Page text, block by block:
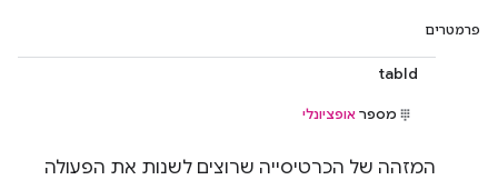
פרמטרים
tabId
מספר אופציונלי
המזהה של הכרטיסייה שרוצים לשנות את הפעולה